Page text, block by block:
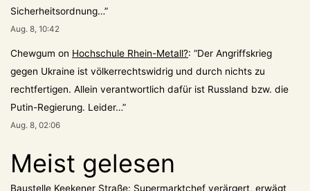
Sicherheitsordnung…”
Aug. 8, 10:42
Chewgum on Hochschule Rhein-Metall?: “Der Angriffskrieg
gegen Ukraine ist völkerrechtswidrig und durch nichts zu
rechtfertigen. Allein verantwortlich dafür ist Russland bzw. die
Putin-Regierung. Leider…”
Aug. 8, 02:06
Meist gelesen
Baustelle Keekener Straße: Supermarktchef verärgert, erwägt